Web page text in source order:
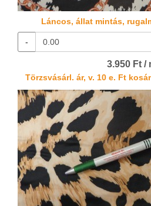
Láncos, állat mintás,
-
3.950 Ft /
Törzsvásárl. ár, v. 10 e. Ft